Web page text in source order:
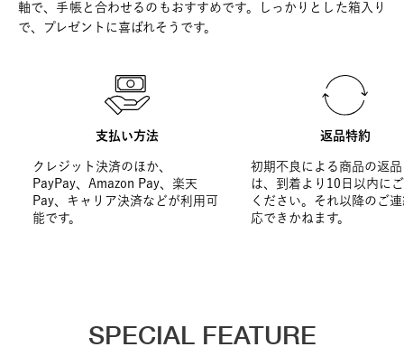
軸で、手帳と合わせるのもおすすめです。しっかりとした箱入り
で、プレゼントに喜ばれそうです。
支払い方法
クレジット決済のほか、
PayPay、Amazon Pay、楽天
Pay、キャリア決済などが利用可
能です。
返品特約
初期不良による商品の返
は、到着より10日以内に
ください。それ以降のご
応できかねます。
SPECIAL FEATURE